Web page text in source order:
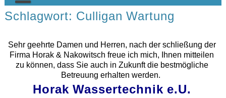
Wasseraufbereitung
Zubehör & Ersatzteile für Culligan Wasserenthärter
Schlagwort: Culligan Wartung
Sehr geehrte Damen und Herren, nach der schließung der
Firma Horak & Nakowitsch freue ich mich, Ihnen mitteilen
zu können, dass Sie auch in Zukunft die bestmögliche
Betreuung erhalten werden.
Horak Wassertechnik e.U.